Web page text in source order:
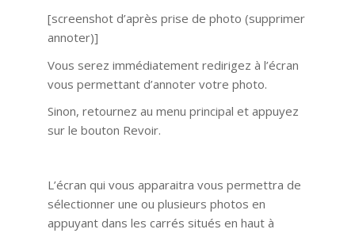
[screenshot d’après prise de photo (supprimer
annoter)]
Vous serez immédiatement redirigez à l’écran
vous permettant d’annoter votre photo.
Sinon, retournez au menu principal et appuyez
sur le bouton Revoir.
L’écran qui vous apparaitra vous permettra de
sélectionner une ou plusieurs photos en
appuyant dans les carrés situés en haut à